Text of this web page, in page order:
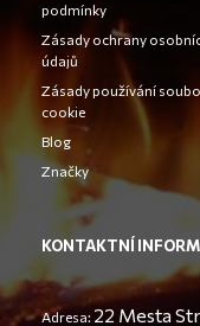
podmínky
Zásady ochrany
údajů
Zásady používání
cookie
Blog
Značky
KONTAKTNÍ
Adresa: 22 Mesta